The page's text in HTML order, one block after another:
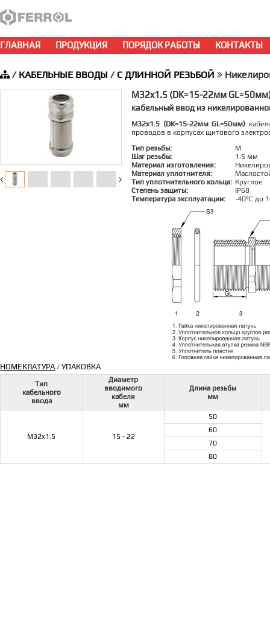
ГЛАВНАЯ ПРОДУКЦИЯ ПОРЯДОК РАБОТЫ КОНТАКТЫ
/ КАБЕЛЬНЫЕ ВВОДЫ / С ДЛИННОЙ РЕЗЬБОЙ
M32x1.5 (DK=15-22мм
кабельный ввод из
M32x1.5 (DK=15-22мм GL=50мм)
проводов в корпусах щитового
Тип резьбы:
M
Шаг резьбы:
1.5 мм
Материал изготовления:
Материал уплотнителя:
Тип уплотнительного кольца: Круглое
Степень защиты:
IP68
Температура эксплуатации:
-40°C до
НОМЕКЛАТУРА/ УПАКОВКА
Тип
кабельного
ввода
Диаметр
вводимого
кабеля
мм
Длина резьбы
мм
M32x1.5 15 - 22
50
60
70
80